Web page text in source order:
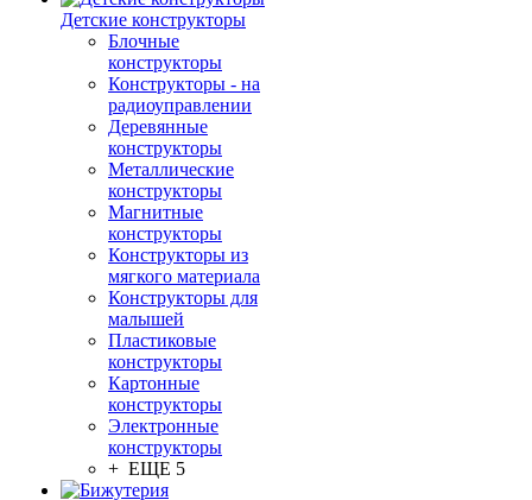
Детские конструкторы
Блочные
конструкторы
Конструкторы - на
радиоуправлении
Деревянные
конструкторы
Металлические
конструкторы
Магнитные
конструкторы
Конструкторы из
мягкого материала
Конструкторы для
малышей
Пластиковые
конструкторы
Картонные
конструкторы
Электронные
конструкторы
+ ЕЩЕ 5